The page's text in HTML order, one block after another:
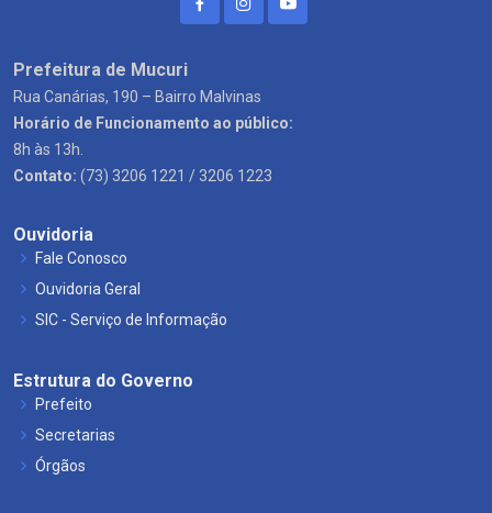
Prefeitura de Mucuri
Rua Canárias, 190 – Bairro Malvinas
Horário de Funcionamento ao público:
8h às 13h.
Contato: (73) 3206 1221 / 3206 1223
Ouvidoria
Fale Conosco
Ouvidoria Geral
SIC - Serviço de Informação
Estrutura do Governo
Prefeito
Secretarias
Órgãos